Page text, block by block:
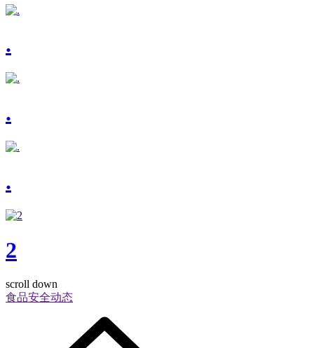
.
.
.
2
scroll down
食品安全动态